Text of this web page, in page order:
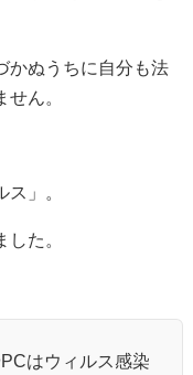
かぬうちに自分も法
ん。
」。
た。
はウィルス感染